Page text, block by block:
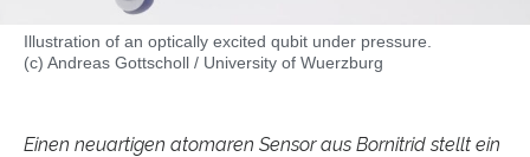
Illustration of an optically excited qubit under pressure.
(c) Andreas Gottscholl / University of Wuerzburg
Einen neuartigen atomaren Sensor aus Bornitrid stellt ein